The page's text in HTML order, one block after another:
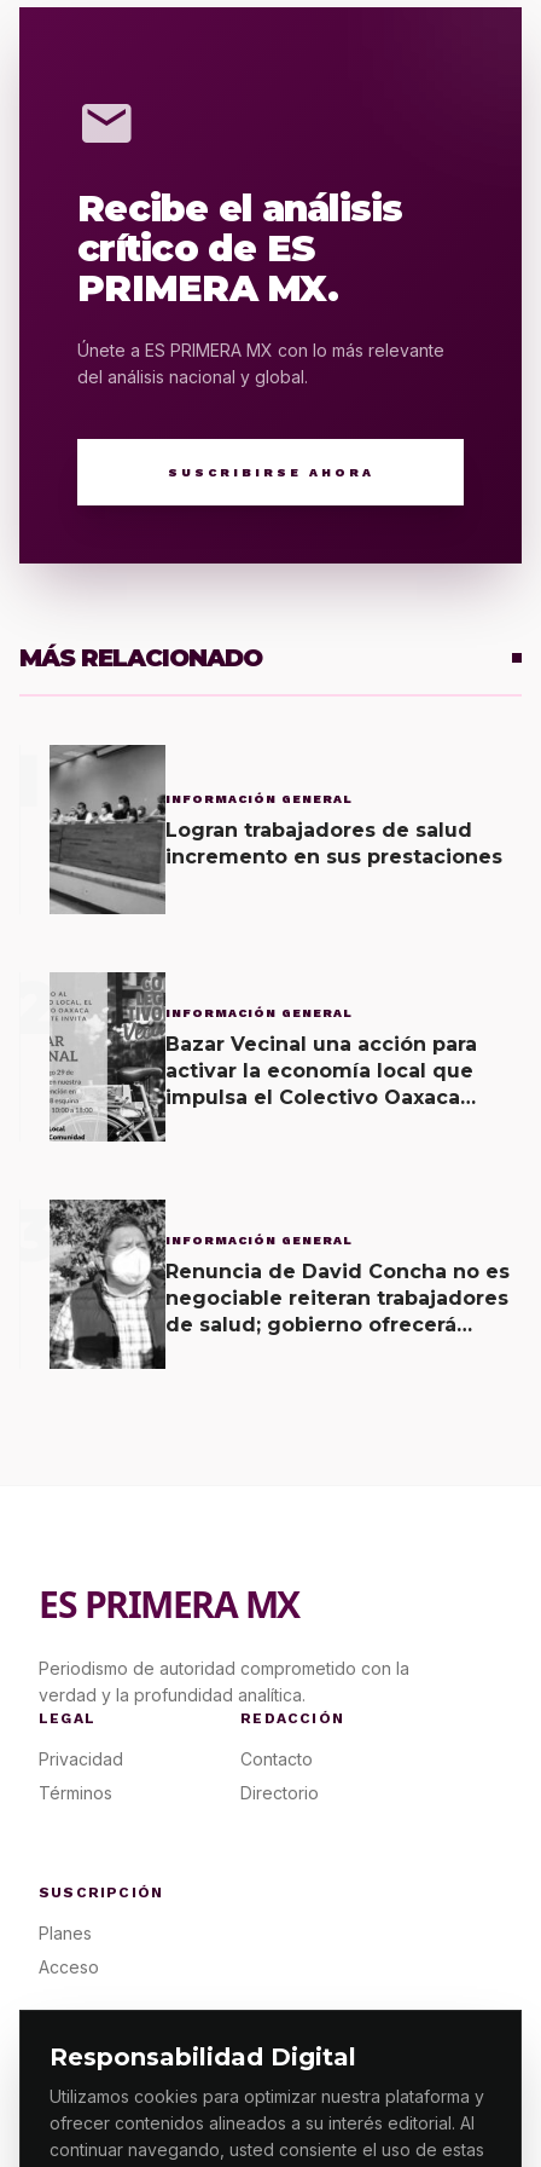
Responsabilidad Digital
Utilizamos cookies para optimizar nuestra plataforma y
ofrecer contenidos alineados a su interés editorial. Al
continuar navegando, usted consiente el uso de estas
mail
Recibe el análisis
crítico de ES
PRIMERA MX.
Únete a ES PRIMERA MX con lo más relevante
del análisis nacional y global.
SUSCRIBIRSE AHORA
MÁS RELACIONADO
INFORMACIÓN GENERAL
Logran trabajadores de salud
incremento en sus prestaciones
2 INFORMACIÓN GENERAL
Bazar Vecinal una acción para
activar la economía local que
impulsa el Colectivo Oaxaca
3 INFORMACIÓN GENERAL
Renuncia de David Concha no es
negociable reiteran trabajadores
de salud; gobierno ofrecerá
ES PRIMERA MX
Periodismo de autoridad comprometido con la
verdad y la profundidad analítica.
LEGAL
Privacidad
Términos
REDACCIÓN
Contacto
Directorio
SUSCRIPCIÓN
Planes
Acceso
© 2026 ES PRIMERA MX. ALGUNOS DERECHOS
RESERVADOS / DESIGNMAKING.MX